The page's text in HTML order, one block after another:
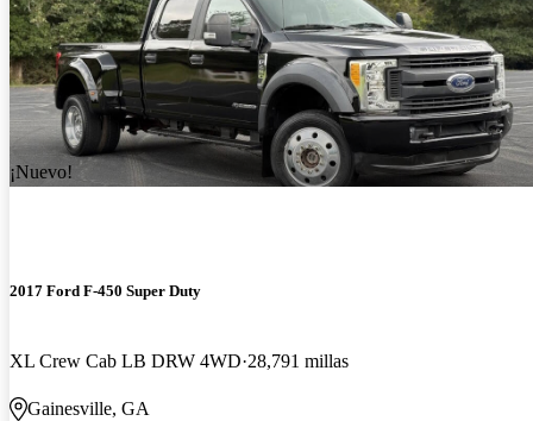
¡Nuevo!
2017 Ford F-450 Super Duty
XL Crew Cab LB DRW 4WD 28,791 millas
Gainesville, GA